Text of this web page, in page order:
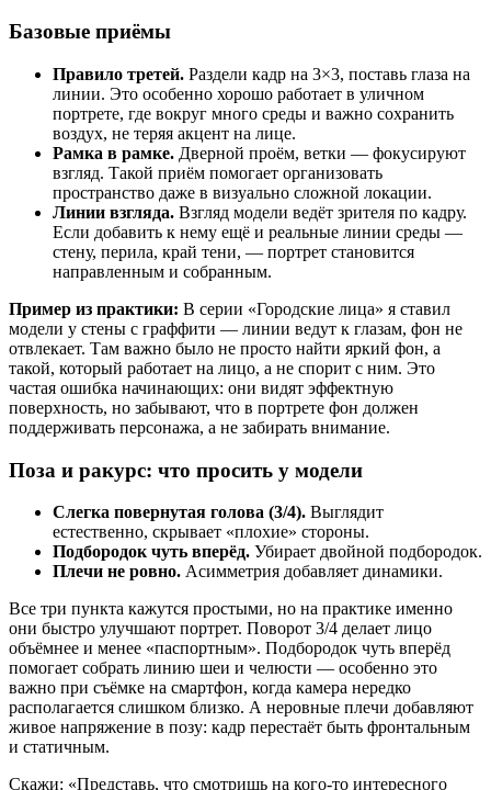
Базовые приёмы
Правило третей. Раздели кадр на 3×3, поставь глаза на
линии. Это особенно хорошо работает в уличном
портрете, где вокруг много среды и важно сохранить
воздух, не теряя акцент на лице.
Рамка в рамке. Дверной проём, ветки — фокусируют
взгляд. Такой приём помогает организовать
пространство даже в визуально сложной локации.
Линии взгляда. Взгляд модели ведёт зрителя по кадру.
Если добавить к нему ещё и реальные линии среды —
стену, перила, край тени, — портрет становится
направленным и собранным.
Пример из практики: В серии «Городские лица» я ставил
модели у стены с граффити — линии ведут к глазам, фон не
отвлекает. Там важно было не просто найти яркий фон, а
такой, который работает на лицо, а не спорит с ним. Это
частая ошибка начинающих: они видят эффектную
поверхность, но забывают, что в портрете фон должен
поддерживать персонажа, а не забирать внимание.
Поза и ракурс: что просить у модели
Слегка повернутая голова (3/4). Выглядит
естественно, скрывает «плохие» стороны.
Подбородок чуть вперёд. Убирает двойной подбородок.
Плечи не ровно. Асимметрия добавляет динамики.
Все три пункта кажутся простыми, но на практике именно
они быстро улучшают портрет. Поворот 3/4 делает лицо
объёмнее и менее «паспортным». Подбородок чуть вперёд
помогает собрать линию шеи и челюсти — особенно это
важно при съёмке на смартфон, когда камера нередко
располагается слишком близко. А неровные плечи добавляют
живое напряжение в позу: кадр перестаёт быть фронтальным
и статичным.
Скажи: «Представь, что смотришь на кого-то интересного